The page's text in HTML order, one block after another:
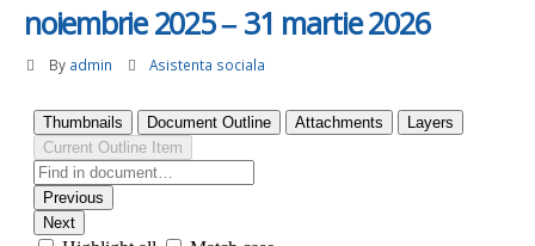
noiembrie 2025 – 31 martie 2026
By admin Asistenta sociala